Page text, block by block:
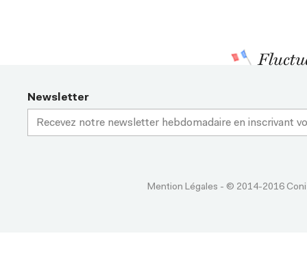
Newsletter
Mention Légales - © 2014-2016 Coni